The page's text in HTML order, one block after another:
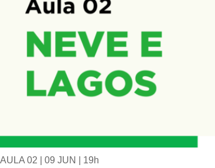
AULA 02 | 09 JUN | 19h